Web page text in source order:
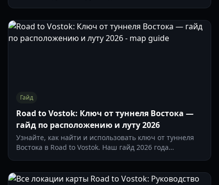
Гайд
Road to Vostok: Ключ от туннеля Востока —
гайд по расположению и луту 2026
Узнайте, как найти и использовать ключ от туннеля
Востока в Road to Vostok. Наш гайд 2026 года